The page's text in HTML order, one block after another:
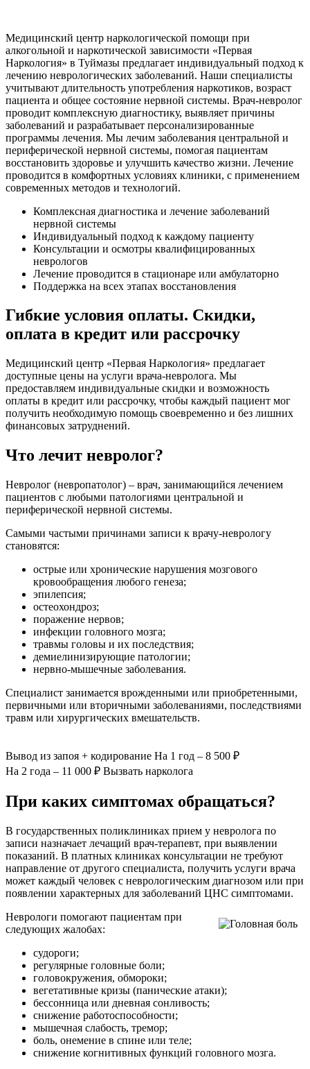
Медицинский центр наркологической помощи при
алкогольной и наркотической зависимости «Первая
Наркология» в Туймазы предлагает индивидуальный подход к
лечению неврологических заболеваний. Наши специалисты
учитывают длительность употребления наркотиков, возраст
пациента и общее состояние нервной системы. Врач-невролог
проводит комплексную диагностику, выявляет причины
заболеваний и разрабатывает персонализированные
программы лечения. Мы лечим заболевания центральной и
периферической нервной системы, помогая пациентам
восстановить здоровье и улучшить качество жизни. Лечение
проводится в комфортных условиях клиники, с применением
современных методов и технологий.
Комплексная диагностика и лечение заболеваний
нервной системы
Индивидуальный подход к каждому пациенту
Консультации и осмотры квалифицированных
неврологов
Лечение проводится в стационаре или амбулаторно
Поддержка на всех этапах восстановления
Гибкие условия оплаты. Скидки,
оплата в кредит или рассрочку
Медицинский центр «Первая Наркология» предлагает
доступные цены на услуги врача-невролога. Мы
предоставляем индивидуальные скидки и возможность
оплаты в кредит или рассрочку, чтобы каждый пациент мог
получить необходимую помощь своевременно и без лишних
финансовых затруднений.
Что лечит невролог?
Невролог (невропатолог) – врач, занимающийся лечением
пациентов с любыми патологиями центральной и
периферической нервной системы.
Самыми частыми причинами записи к врачу-неврологу
становятся:
острые или хронические нарушения мозгового
кровообращения любого генеза;
эпилепсия;
остеохондроз;
поражение нервов;
инфекции головного мозга;
травмы головы и их последствия;
демиелинизирующие патологии;
нервно-мышечные заболевания.
Специалист занимается врожденными или приобретенными,
первичными или вторичными заболеваниями, последствиями
травм или хирургических вмешательств.
Вывод из запоя + кодирование На 1 год – 8 500 ₽
На 2 года – 11 000 ₽ Вызвать нарколога
При каких симптомах обращаться?
В государственных поликлиниках прием у невролога по
записи назначает лечащий врач-терапевт, при выявлении
показаний. В платных клиниках консультации не требуют
направление от другого специалиста, получить услуги врача
может каждый человек с неврологическим диагнозом или при
появлении характерных для заболеваний ЦНС симптомами.
Неврологи помогают пациентам при
следующих жалобах:
судороги;
регулярные головные боли;
головокружения, обмороки;
вегетативные кризы (панические атаки);
бессонница или дневная сонливость;
снижение работоспособности;
мышечная слабость, тремор;
боль, онемение в спине или теле;
снижение когнитивных функций головного мозга.